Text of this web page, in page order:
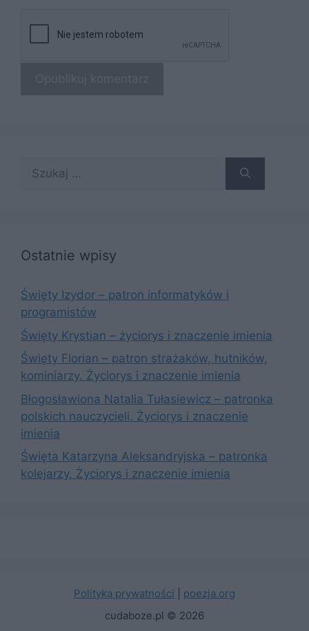
Ostatnie wpisy
Święty Izydor – patron informatyków i
programistów
Święty Krystian – życiorys i znaczenie imienia
Święty Florian – patron strażaków, hutników,
kominiarzy. Życiorys i znaczenie imienia
Błogosławiona Natalia Tułasiewicz – patronka
polskich nauczycieli. Życiorys i znaczenie
imienia
Święta Katarzyna Aleksandryjska – patronka
kolejarzy. Życiorys i znaczenie imienia
Polityka prywatności
poezja.org
cudaboze.pl © 2026